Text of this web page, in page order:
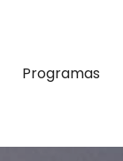
Programas